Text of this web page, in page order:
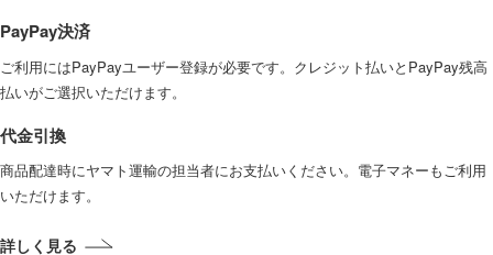
PayPay決済
ご利用にはPayPayユーザー登録が必要です。クレジット払いとPayPay残高
払いがご選択いただけます。
代金引換
商品配達時にヤマト運輸の担当者にお支払いください。電子マネーもご利用
いただけます。
詳しく見る